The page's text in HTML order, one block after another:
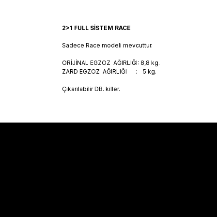
2>1 FULL SİSTEM RACE
Sadece Race modeli mevcuttur.
ORİJİNAL EGZOZ AĞIRLIĞI: 8,8 kg.
ZARD EGZOZ AĞIRLIĞI : 5 kg.
Çıkarılabilir DB. killer.